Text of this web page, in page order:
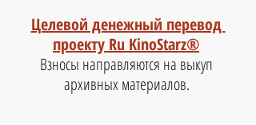
Целевой денежный перевод
проекту Ru KinoStarz®
Взносы направляются на выкуп
архивных материалов.